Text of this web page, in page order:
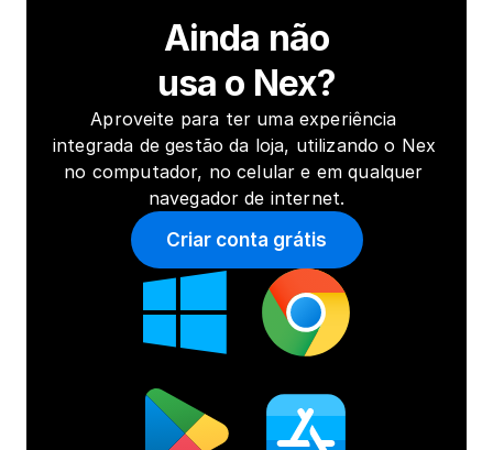
Ainda não
usa o Nex?
Aproveite para ter uma experiência
integrada de gestão da loja, utilizando o Nex
no computador, no celular e em qualquer
navegador de internet.
Criar conta grátis